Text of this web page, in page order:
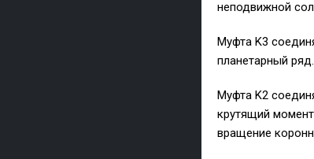
неподвижной
Муфта K3
планетарный ряд.
Муфта K2
крутящий
вращение